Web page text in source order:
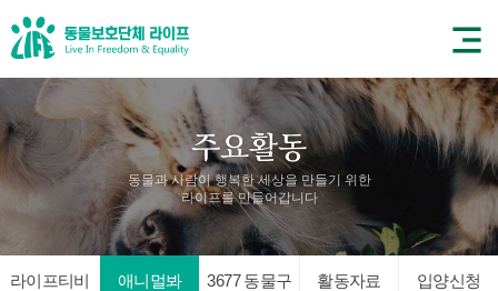
동물과 사람이 행복한 세상을 만들기 위한
라이프를 만들어갑니다
라이프티비 애니멀봐 3677 동물구 활동자료 입양신청